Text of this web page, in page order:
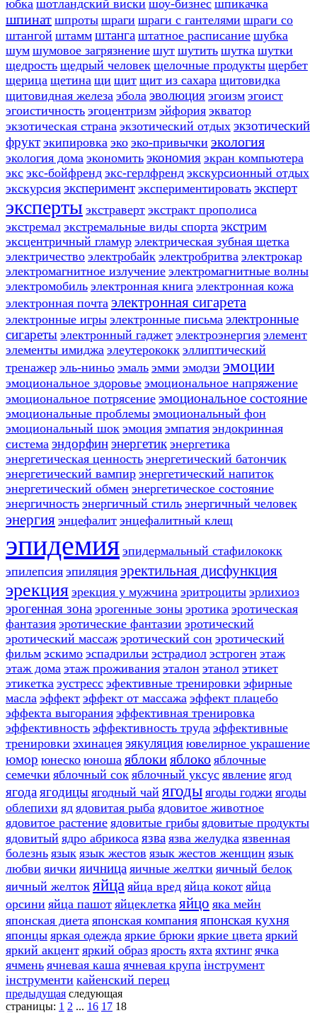
юбка шотландский виски шоу-бизнес шпикачка
шпинат шпроты шраги шраги с гантелями шраги со
штангой штамм штанга штатное расписание шубка
шум шумовое загрязнение шут шутить шутка шутки
щедрость щедрый человек щелочные продукты щербет
щерица щетина щи щит щит из сахара щитовидка
щитовидная железа эбола эволюция эгоизм эгоист
эгоистичность эгоцентризм эйфория экватор
экзотическая страна экзотический отдых экзотический
фрукт экипировка эко эко-привычки экология
экология дома экономить экономия экран компьютера
экс экс-бойфренд экс-герлфренд экскурсионный отдых
экскурсия эксперимент экспериментировать эксперт
эксперты экстраверт экстракт прополиса
экстремал экстремальные виды спорта экстрим
эксцентричный гламур электрическая зубная щетка
электричество электробайк электробритва электрокар
электромагнитное излучение электромагнитные волны
электромобиль электронная книга электронная кожа
электронная почта электронная сигарета
электронные игры электронные письма электронные
сигареты электронный гаджет электроэнергия элемент
элементы имиджа элеутерококк эллиптический
тренажер эль-ниньо эмаль эмми эмодзи эмоции
эмоциональное здоровье эмоциональное напряжение
эмоциональное потрясение эмоциональное состояние
эмоциональные проблемы эмоциональный фон
эмоциональный шок эмоция эмпатия эндокринная
система эндорфинэнергетик энергетика
энергетическая ценность энергетический батончик
энергетический вампир энергетический напиток
энергетический обмен энергетическое состояние
энергичность энергичный стиль энергичный человек
энергия энцефалит энцефалитный клещ
эпидемия эпидермальный стафилококк
эпилепсия эпиляция эректильная дисфункция
эрекция эрекция у мужчина эритроциты эрлихиоз
эрогенная зона эрогенные зоны эротика эротическая
фантазия эротические фантазии эротический
эротический массаж эротический сон эротический
фильм эскимо эспадрильи эстрадиол эстроген этаж
этаж дома этаж проживания эталон этанол этикет
этикетка эустресс эфективные тренировки эфирные
масла эффект эффект от массажа эффект плацебо
эффекта выгорания эффективная тренировка
эффективность эффективность труда эффективные
тренировки эхинацея эякуляция ювелирное украшение
юмор юнеско юноша яблоки яблоко яблочные
семечки яблочный сок яблочный уксус явление ягод
ягода ягодицы ягодный чай ягоды ягоды годжи ягоды
облепихи яд ядовитая рыба ядовитое животное
ядовитое растение ядовитые грибы ядовитые продукты
ядовитый ядро абрикоса язва язва желудка язвенная
болезнь язык язык жестов язык жестов женщин язык
любви яички яичница яичные желтки яичный белок
яичный желток яйца яйца вред яйца кокот яйца
орсини яйца пашот яйцеклетка яйцо яка мейн
японская диета японская компания японская кухня
японцы яркая одежда яркие брюки яркие цвета яркий
яркий акцент яркий образ ярость яхта яхтинг ячка
ячмень ячневая каша ячневая крупа інструмент
інструменти кайенский перец
предыдущая следующая
страницы: 1 2 ... 16 17 18